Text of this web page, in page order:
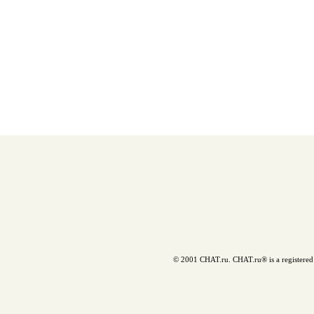
© 2001 CHAT.ru. CHAT.ru® is a